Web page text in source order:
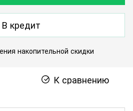
В кредит
накопительной скидки
К сравнению